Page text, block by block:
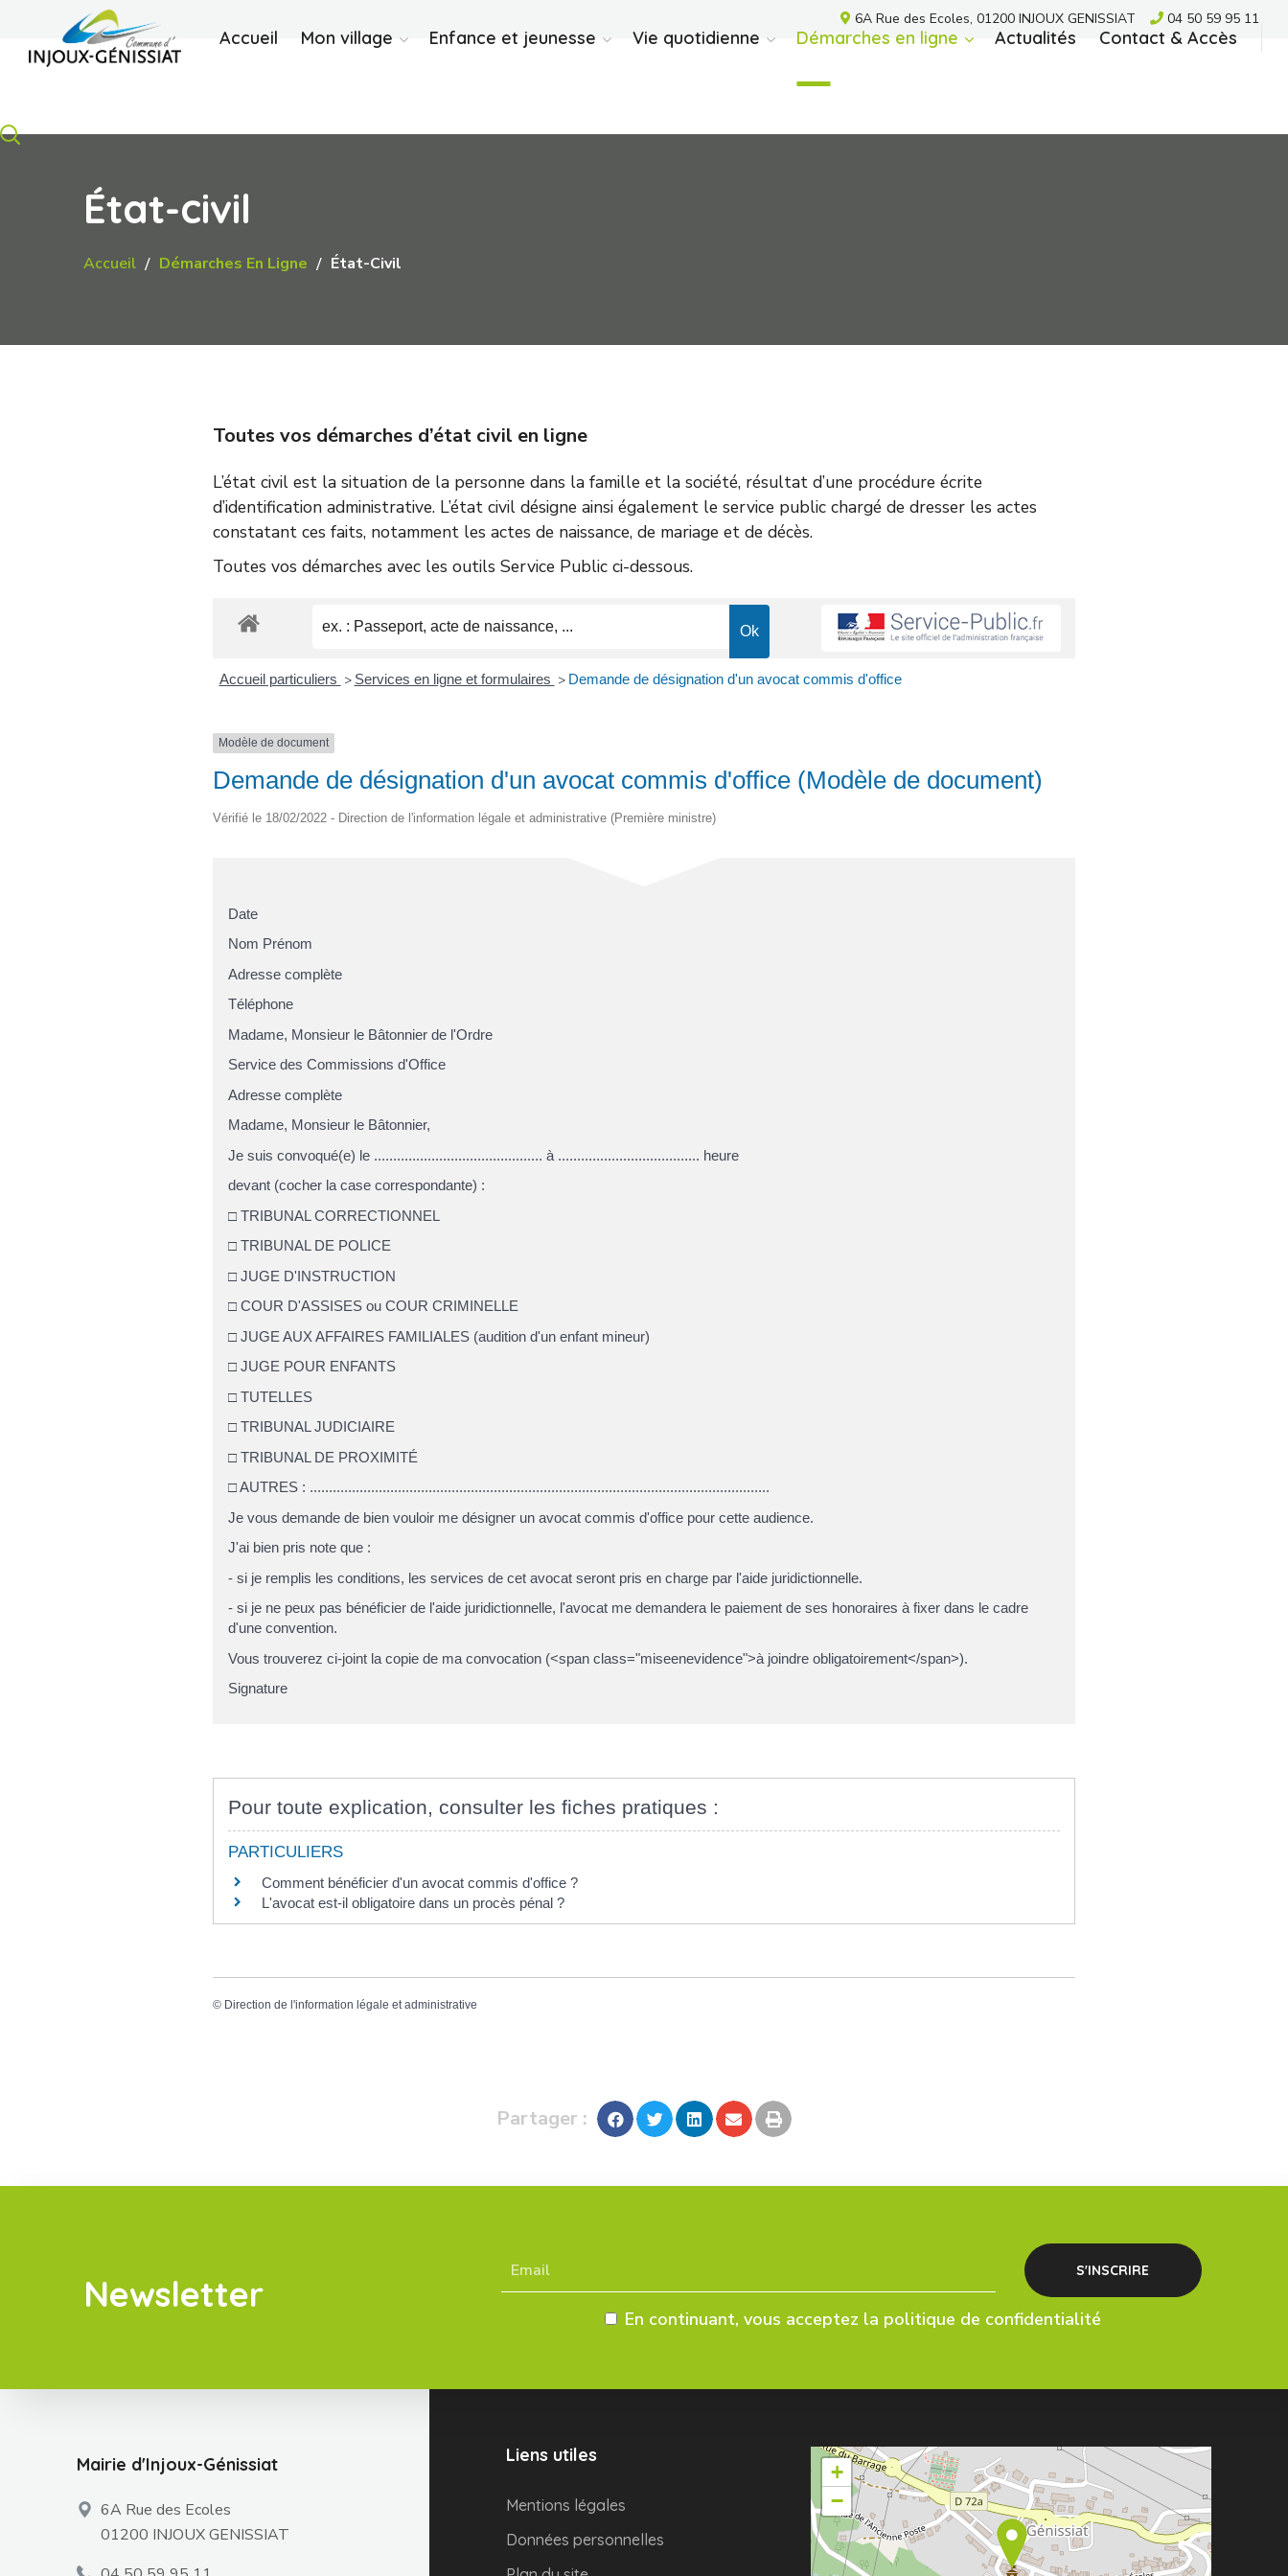
6A Rue des Ecoles, 01200 INJOUX GENISSIAT 04 50 59 95 11
Accueil Mon village Enfance et jeunesse Vie quotidienne Démarches en ligne Actualités Contact & Accès
État-civil
Accueil Démarches En Ligne État-Civil
Toutes vos démarches d’état civil en ligne
L’état civil est la situation de la personne dans la famille et la société, résultat d’une procédure écrite
d’identification administrative. L’état civil désigne ainsi également le service public chargé de dresser les actes
constatant ces faits, notamment les actes de naissance, de mariage et de décès.
Toutes vos démarches avec les outils Service Public ci-dessous.
Accueil particuliers > Services en ligne et formulaires > Demande de désignation d'un avocat commis d'office
Modèle de document
Demande de désignation d'un avocat commis d'office (Modèle de document)
Vérifié le 18/02/2022 - Direction de l'information légale et administrative (Première ministre)
Date
Nom Prénom
Adresse complète
Téléphone
Madame, Monsieur le Bâtonnier de l'Ordre
Service des Commissions d'Office
Adresse complète
Madame, Monsieur le Bâtonnier,
Je suis convoqué(e) le ............................................ à ..................................... heure
devant (cocher la case correspondante) :
□ TRIBUNAL CORRECTIONNEL
□ TRIBUNAL DE POLICE
□ JUGE D'INSTRUCTION
□ COUR D'ASSISES ou COUR CRIMINELLE
□ JUGE AUX AFFAIRES FAMILIALES (audition d'un enfant mineur)
□ JUGE POUR ENFANTS
□ TUTELLES
□ TRIBUNAL JUDICIAIRE
□ TRIBUNAL DE PROXIMITÉ
□ AUTRES : ........................................................................................................................
Je vous demande de bien vouloir me désigner un avocat commis d'office pour cette audience.
J'ai bien pris note que :
- si je remplis les conditions, les services de cet avocat seront pris en charge par l'aide juridictionnelle.
- si je ne peux pas bénéficier de l'aide juridictionnelle, l'avocat me demandera le paiement de ses honoraires à fixer dans le cadre
d'une convention.
Vous trouverez ci-joint la copie de ma convocation (<span class="miseenevidence">à joindre obligatoirement</span>).
Signature
Pour toute explication, consulter les fiches pratiques :
PARTICULIERS
Comment bénéficier d'un avocat commis d'office ?
L'avocat est-il obligatoire dans un procès pénal ?
© Direction de l'information légale et administrative
Partager :
Newsletter
En continuant, vous acceptez la politique de confidentialité
Mairie d'Injoux-Génissiat
6A Rue des Ecoles
01200 INJOUX GENISSIAT
Liens utiles
Mentions légales
Données personnelles
+
−